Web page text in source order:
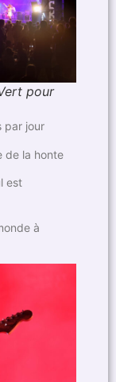
pour
par jour
de la honte
est
à